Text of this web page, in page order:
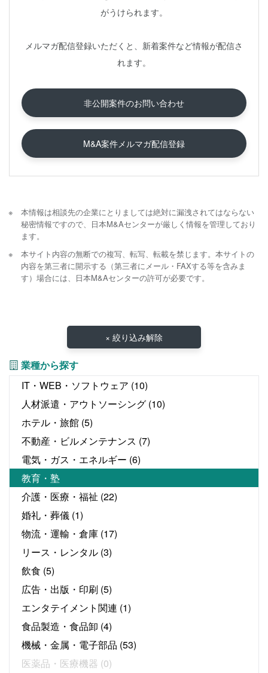
がうけられます。
メルマガ配信登録いただくと、新着案件など情報が配信さ
れます。
非公開案件のお問い合わせ
M&A案件メルマガ配信登録
本情報は相談先の企業にとりましては絶対に漏洩されてはならない
秘密情報ですので、日本M&Aセンターが厳しく情報を管理しており
ます。
本サイト内容の無断での複写、転写、転載を禁じます。本サイトの
内容を第三者に開示する（第三者にメール・FAXする等を含みま
す）場合には、日本M&Aセンターの許可が必要です。
× 絞り込み解除
業種から探す
IT・WEB・ソフトウェア (10)
人材派遣・アウトソーシング (10)
ホテル・旅館 (5)
不動産・ビルメンテナンス (7)
電気・ガス・エネルギー (6)
教育・塾
介護・医療・福祉 (22)
婚礼・葬儀 (1)
物流・運輸・倉庫 (17)
リース・レンタル (3)
飲食 (5)
広告・出版・印刷 (5)
エンタテイメント関連 (1)
食品製造・食品卸 (4)
機械・金属・電子部品 (53)
医薬品・医療機器 (0)